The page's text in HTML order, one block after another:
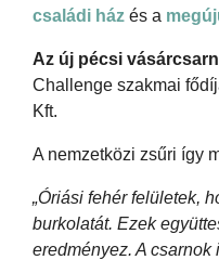
családi ház és a
Az új pécsi
Challenge szakmai
Kft.
A nemzetközi zsűri így
„Óriási fehér felületek,
burkolatát. Ezek
eredményez. A